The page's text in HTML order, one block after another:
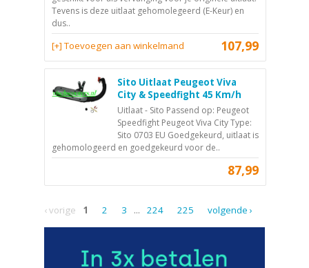
Tevens is deze uitlaat gehomolegeerd (E-Keur) en
dus..
107,99
[+] Toevoegen aan winkelmand
Sito Uitlaat Peugeot Viva
City & Speedfight 45 Km/h
Uitlaat - Sito Passend op: Peugeot
Speedfight Peugeot Viva City Type:
Sito 0703 EU Goedgekeurd, uitlaat is
gehomologeerd en goedgekeurd voor de..
87,99
‹ vorige 1 2 3 ... 224 225 volgende ›